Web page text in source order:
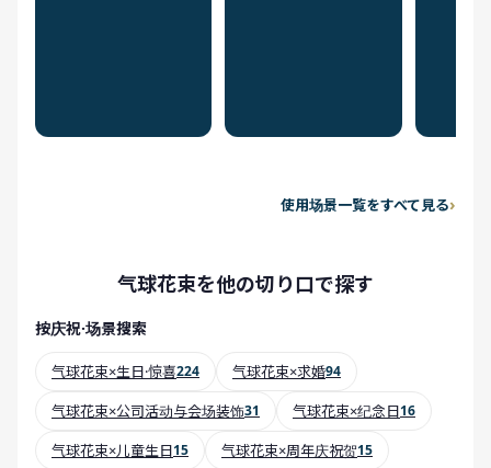
使用场景一覧をすべて見る
气球花束を他の切り口で探す
按庆祝·场景搜索
气球花束×生日·惊喜224 气球花束×求婚94
气球花束×公司活动与会场装饰31 气球花束×纪念日16
气球花束×儿童生日15 气球花束×周年庆祝贺15